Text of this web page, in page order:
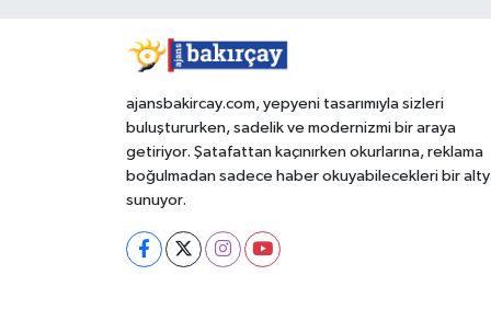
ajansbakircay.com, yepyeni tasarımıyla sizleri
buluştururken, sadelik ve modernizmi bir araya
getiriyor. Şatafattan kaçınırken okurlarına, reklama
boğulmadan sadece haber okuyabilecekleri bir
sunuyor.